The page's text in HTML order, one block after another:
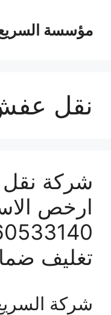
مؤسسة
نقل
شركة
ارخص
تغليف
شركة